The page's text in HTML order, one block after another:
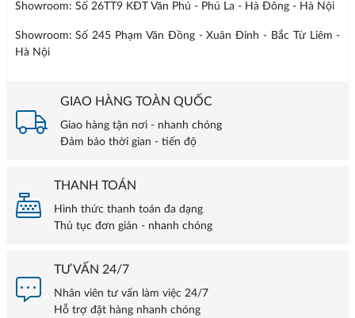
Showroom: Số 26TT9 KĐT Văn Phú - Phú La - Hà Đông - Hà Nội
Showroom: Số 245 Phạm Văn Đồng - Xuân Đỉnh - Bắc Từ Liêm -
Hà Nội
GIAO HÀNG TOÀN QUỐC
Giao hàng tận nơi - nhanh chóng
Đảm bảo thời gian - tiến độ
THANH TOÁN
Hình thức thanh toán đa dạng
Thủ tục đơn giản - nhanh chóng
TƯ VẤN 24/7
Nhân viên tư vấn làm việc 24/7
Hỗ trợ đặt hàng nhanh chóng